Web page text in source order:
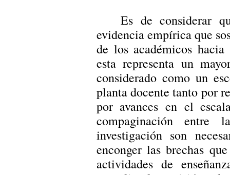
Es de considerar
evidencia empírica que
de los académicos
esta representa un
considerado como un
planta docente tanto por
por avances en el
compaginación entre
investigación son
enconger las brechas
actividades de